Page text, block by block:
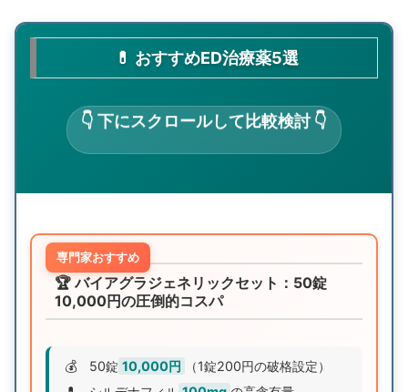
💊 おすすめED治療薬5選
👇 下にスクロールして比較検討 👇
🏆 バイアグラジェネリックセット：50錠
10,000円の圧倒的コスパ
専門家おすすめ
💰 50錠 10,000円
（1錠200円の破格設定）